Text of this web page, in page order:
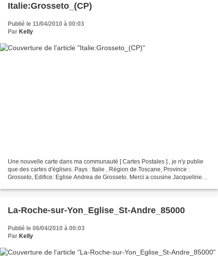
Italie:Grosseto_(CP)
Publié le 11/04/2010 à 00:03
Par Kelly
Une nouvelle carte dans ma communauté [ Cartes Postales ] , je n'y publie
que des cartes d'églises. Pays : Italie , Région de Toscane, Province :
Grosseto, Edifice: Eglise Andrea de Grosseto. Merci a cousine Jacqueline
La-Roche-sur-Yon_Eglise_St-Andre_85000
Publié le 06/04/2010 à 00:03
Par Kelly